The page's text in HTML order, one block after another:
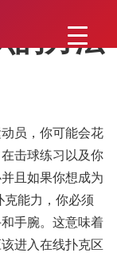
的方法
员，你可能会花
击球练习以及你
且如果你想成为
能力，你必须
手腕。这意味着
进入在线扑克区